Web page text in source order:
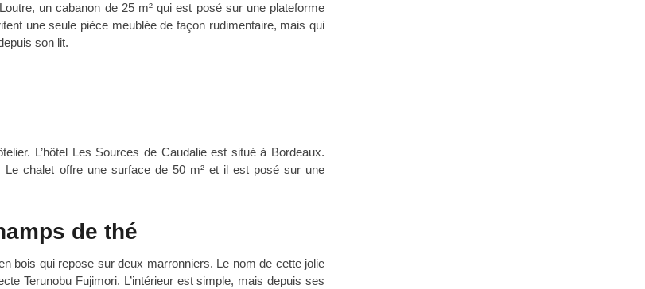
un cabanon de 25 m² qui est posé sur une plateforme
une seule pièce meublée de façon rudimentaire, mais qui
son lit.
L’hôtel Les Sources de Caudalie est situé à Bordeaux.
Le chalet offre une surface de 50 m² et il est posé sur une
de thé
bois qui repose sur deux marronniers. Le nom de cette jolie
Terunobu Fujimori. L’intérieur est simple, mais depuis ses